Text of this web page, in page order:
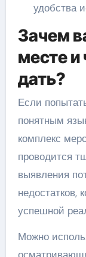
удобства
Зачем
месте
дать?
Если
понятным
комплекс
проводится
выявления
недостатков,
успешной
Можно